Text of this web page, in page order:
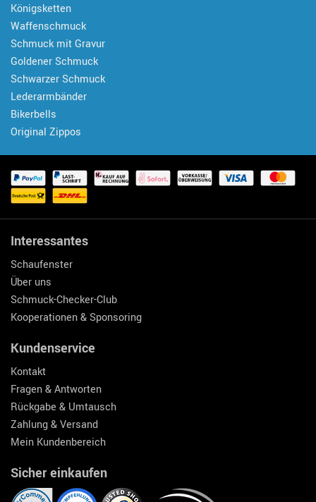
Königsketten
Waffenschmuck
Schmuck mit Gravur
Goldener Schmuck
Schwarzer Schmuck
Lederarmbänder
Bikerbells
Original Zippos
Interessantes
Schaufenster
Über uns
Schmuck-Checker-Club
Kooperationen & Sponsoring
Kundenservice
Kontakt
Fragen & Antworten
Rückgabe & Umtausch
Zahlung & Versand
Mein Kundenbereich
Sicher einkaufen